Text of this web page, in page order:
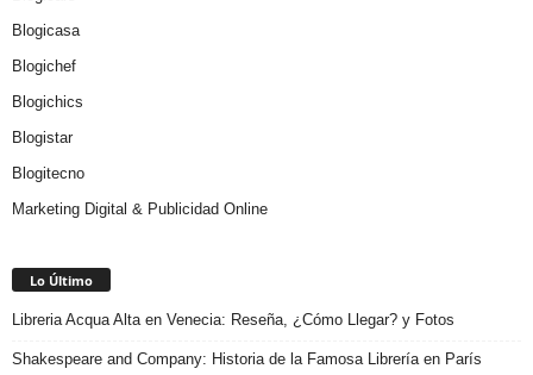
Blogicasa
Blogichef
Blogichics
Blogistar
Blogitecno
Marketing Digital & Publicidad Online
Lo Último
Libreria Acqua Alta en Venecia: Reseña, ¿Cómo Llegar? y Fotos
Shakespeare and Company: Historia de la Famosa Librería en París